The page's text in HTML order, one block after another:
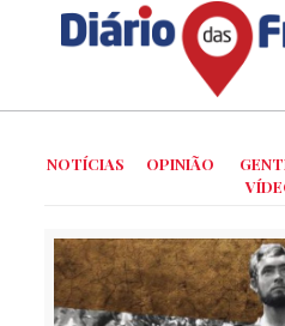
NOTÍCIAS OPINIÃO